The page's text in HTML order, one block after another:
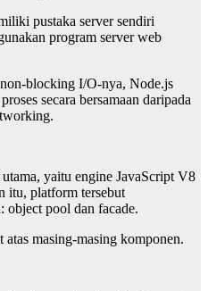
pustaka server sendiri
program server web
blocking I/O-nya, Node.js
proses secara bersamaan daripada
yaitu engine JavaScript V8
itu, platform tersebut
object pool dan facade.
masing-masing komponen.